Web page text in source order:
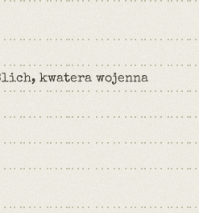
kwatera wojenna